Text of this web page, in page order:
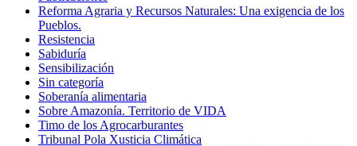
Reforma Agraria y Recursos Naturales: Una exigencia de los
Pueblos.
Resistencia
Sabiduría
Sensibilización
Sin categoría
Soberanía alimentaria
Sobre Amazonía. Territorio de VIDA
Timo de los Agrocarburantes
Tribunal Pola Xusticia Climática